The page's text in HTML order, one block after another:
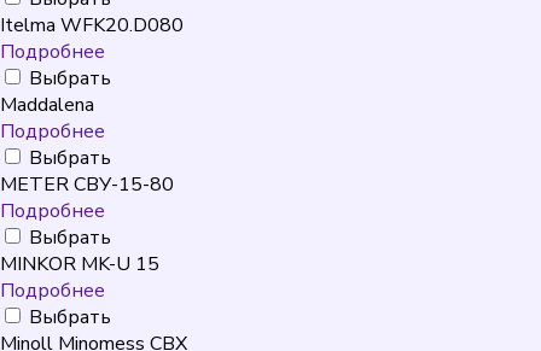
Itelma WFK20.D080
Подробнее
Выбрать
Maddalena
Подробнее
Выбрать
METER СВУ-15-80
Подробнее
Выбрать
MINKOR MK-U 15
Подробнее
Выбрать
Minoll Minomess СВХ